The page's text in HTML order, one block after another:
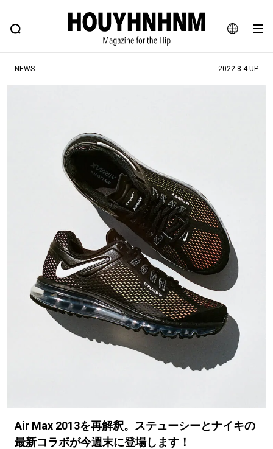
JA
EN
FEATURE BLOG SNAP
ヒップなファッション、カルチャー、ライフスタイルWEBマガジン
#SHOPPING ADDICT
#ESSENTIAL DESIGNS
#NEW VINTAGE #マイナーグッド図鑑
#路地裏てぃーん。 #MONTHLY JOURNAL
#GH 銘品の所以 #フイナムのYouTube
#Commune H #FOCUS IT #AH.H
#ととけん #FASHION #MUSIC #MOVIE
#LIFESTYLE #SNEAKER #OUTDOOR
#SPORTS #HANDSOME HANDBOOK
NEWS 2022.8.4 UP
Air Max 2013を再解釈。ステューシーとナイキの
最新コラボが今週末に登場します！